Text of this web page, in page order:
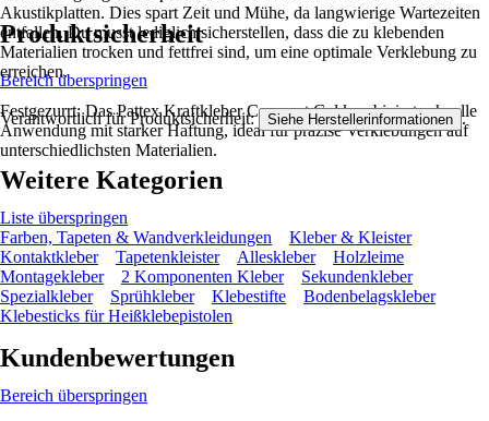
Akustikplatten. Dies spart Zeit und Mühe, da langwierige Wartezeiten
entfallen. Du musst lediglich sicherstellen, dass die zu klebenden
Materialien trocken und fettfrei sind, um eine optimale Verklebung zu
erreichen.
Festgezurrt: Das Pattex Kraftkleber Compact Gel kombiniert schnelle
Anwendung mit starker Haftung, ideal für präzise Verklebungen auf
unterschiedlichsten Materialien.
Produktsicherheit
Bereich überspringen
Verantwortlich für Produktsicherheit: Siehe Herstellerinformationen .
Weitere Kategorien
Liste überspringen
Farben, Tapeten & Wandverkleidungen
Kleber & Kleister
Kontaktkleber
Tapetenkleister Alleskleber
Holzleime
Montagekleber
2 Komponenten Kleber
Sekundenkleber
Spezialkleber
Sprühkleber Klebestifte
Bodenbelagskleber
Klebesticks für Heißklebepistolen
Kundenbewertungen
Bereich überspringen